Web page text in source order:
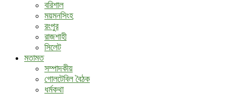
বরিশাল
ময়মনসিংহ
রংপুর
রাজশাহী
সিলেট
মতামত
সম্পাদকীয়
গোলটেবিল বৈঠক
ধর্মকথা